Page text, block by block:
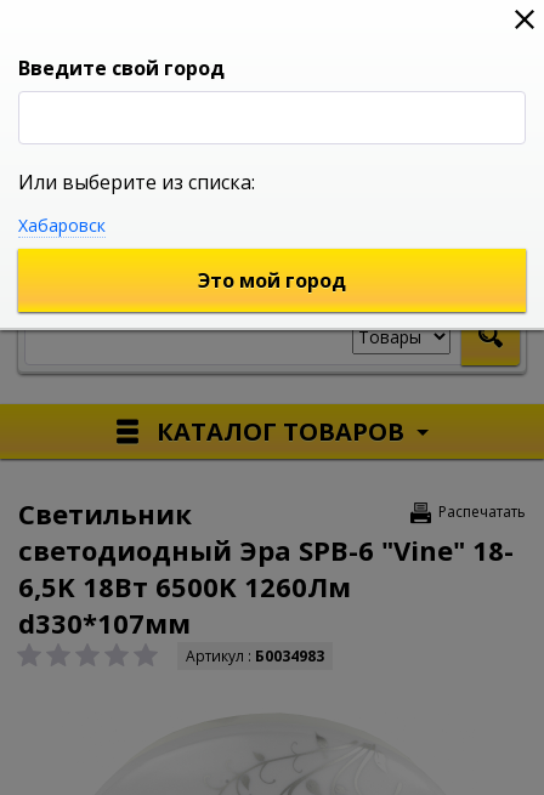
0
УНИВЕРСАЛЬНЫЙ ИНТЕРНЕТ МАГАЗИН
КАТАЛОГ ТОВАРОВ
Распечатать
Светильник
светодиодный Эра SPB-6 "Vine" 18-
6,5K 18Вт 6500K 1260Лм
d330*107мм
Артикул : Б0034983
Введите свой город
Или выберите из списка:
Хабаровск
Это мой город